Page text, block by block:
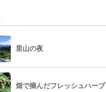
里山の夜
畑で摘んだフレッシュハーブ